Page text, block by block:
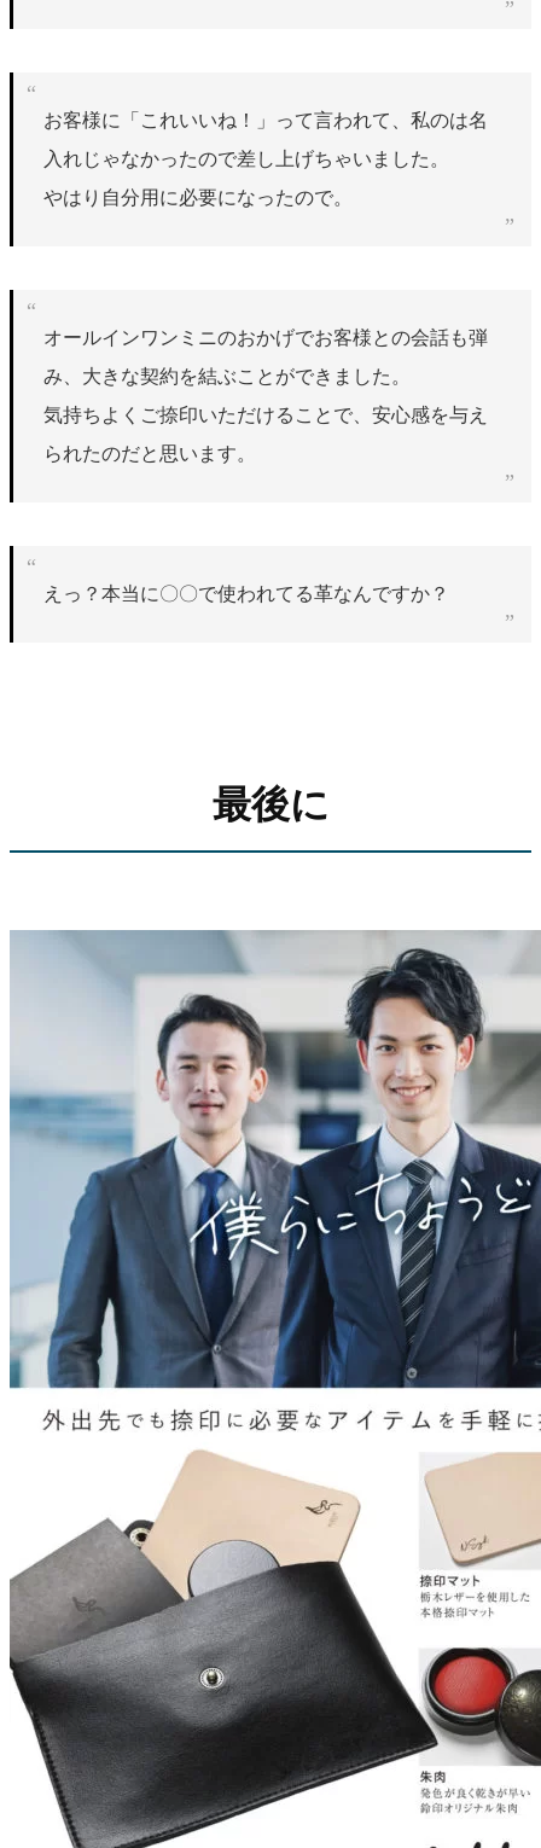
お客様に「これいいね！」って言われて、私のは名
入れじゃなかったので差し上げちゃいました。
やはり自分用に必要になったので。
オールインワンミニのおかげでお客様との会話も弾
み、大きな契約を結ぶことができました。
気持ちよくご捺印いただけることで、安心感を与え
られたのだと思います。
えっ？本当に〇〇で使われてる革なんですか？
最後に